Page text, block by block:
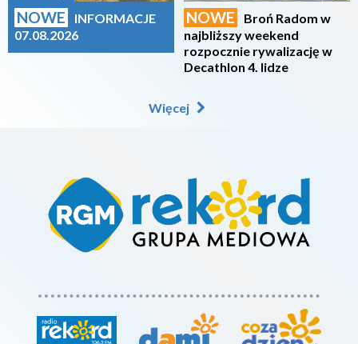
NOWE
INFORMACJE
07.08.2026
NOWE
Broń Radom w
najbliższy weekend
rozpocznie rywalizację w
Decathlon 4. lidze
Więcej